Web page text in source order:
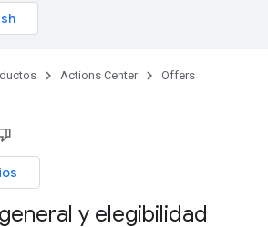
Actions Center
Offers
y elegibilidad